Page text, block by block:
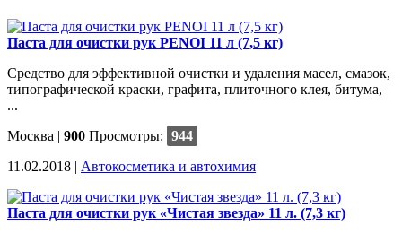
Паста для очистки рук PENOI 11 л (7,5 кг)
Средство для эффективной очистки и удаления масел, смазок,
типографической краски, графита, плиточного клея, битума,
...
Москва | 900 Просмотры: 944
11.02.2018 | Автокосметика и автохимия
Паста для очистки рук «Чистая звезда» 11 л. (7,3 кг)